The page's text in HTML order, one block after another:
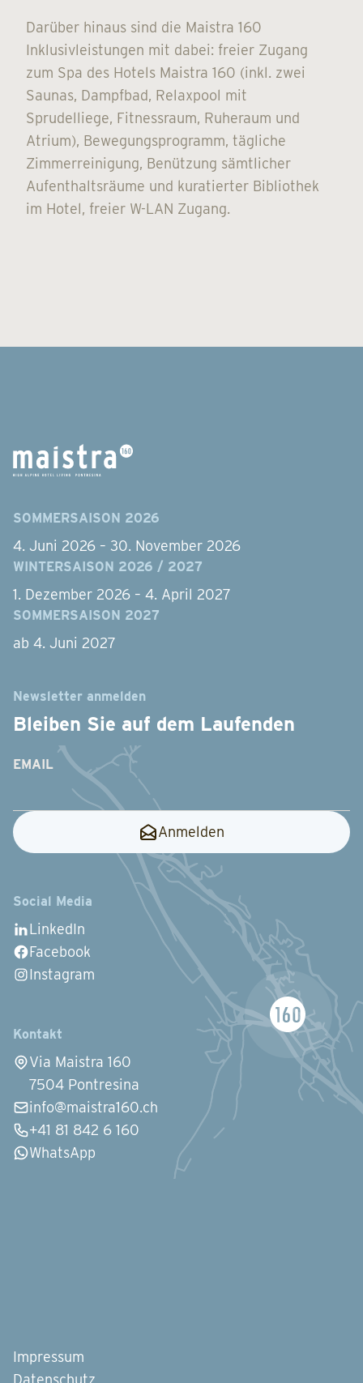
Darüber hinaus sind die Maistra 160
Inklusivleistungen mit dabei: freier Zugang
zum Spa des Hotels Maistra 160 (inkl. zwei
Saunas, Dampfbad, Relaxpool mit
Sprudelliege, Fitnessraum, Ruheraum und
Atrium), Bewegungsprogramm, tägliche
Zimmerreinigung, Benützung sämtlicher
Aufenthaltsräume und kuratierter Bibliothek
im Hotel, freier W-LAN Zugang.
SOMMERSAISON 2026
4. Juni 2026 – 30. November 2026
WINTERSAISON 2026 / 2027
1. Dezember 2026 – 4. April 2027
SOMMERSAISON 2027
ab 4. Juni 2027
Newsletter anmelden
Bleiben Sie auf dem Laufenden
EMAIL
Anmelden
Social Media
LinkedIn
Facebook
Instagram
Kontakt
Via Maistra 160
7504 Pontresina
info@maistra160.ch
+41 81 842 6 160
WhatsApp
Impressum
Datenschutz